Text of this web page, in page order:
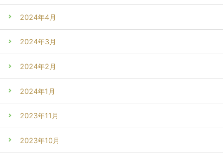
2024年4月
2024年3月
2024年2月
2024年1月
2023年11月
2023年10月